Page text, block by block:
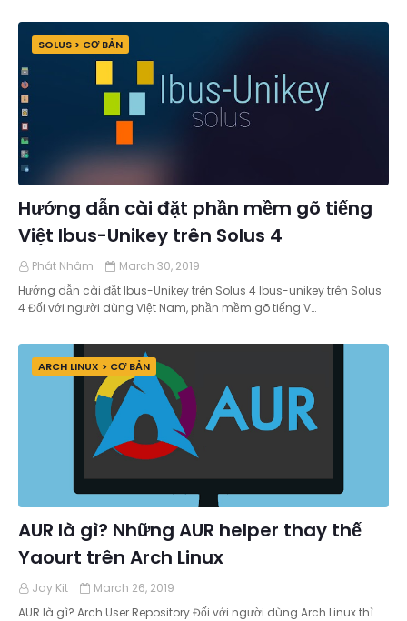
SOLUS > CƠ BẢN
Hướng dẫn cài đặt phần mềm gõ tiếng
Việt Ibus-Unikey trên Solus 4
Phát Nhâm
March 30, 2019
Hướng dẫn cài đặt Ibus-Unikey trên Solus 4 Ibus-unikey trên Solus
4 Đối với người dùng Việt Nam, phần mềm gõ tiếng V…
ARCH LINUX > CƠ BẢN
AUR là gì? Những AUR helper thay thế
Yaourt trên Arch Linux
Jay Kit
March 26, 2019
AUR là gì? Arch User Repository Đối với người dùng Arch Linux thì